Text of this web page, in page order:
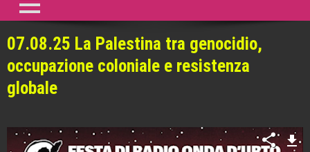
07.08.25 La Palestina tra genocidio,
occupazione coloniale e resistenza
globale
Video